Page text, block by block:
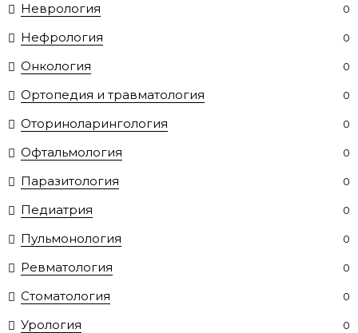
Неврология 0
Нефрология 0
Онкология 0
Ортопедия и травматология 0
Оториноларингология 0
Офтальмология 0
Паразитология 0
Педиатрия 0
Пульмонология 0
Ревматология 0
Стоматология 0
Урология 0